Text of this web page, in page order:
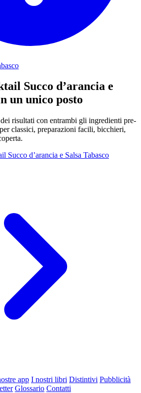
Succo d’arancia e
un unico posto
risultati con entrambi gli ingredienti pre-
classici, preparazioni facili, bicchieri,
Succo d’arancia e Salsa Tabasco
app I nostri libri Distintivi Pubblicità
Glossario Contatti